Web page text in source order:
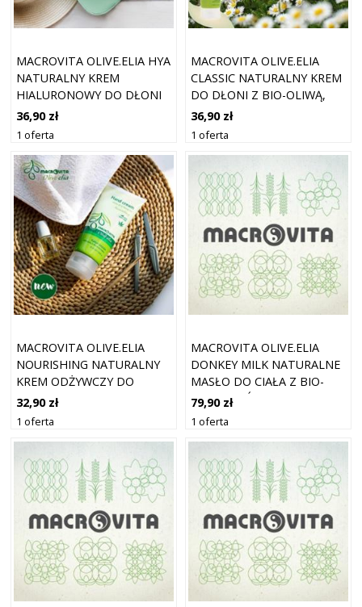
MACROVITA OLIVE.ELIA HYA
NATURALNY KREM
HIALURONOWY DO DŁONI
Z BIO-OLIWĄ, OLEJKIEM
AWOKADO I KWASEM
36,90 zł
1 oferta
MACROVITA OLIVE.ELIA
CLASSIC NATURALNY KREM
DO DŁONI Z BIO-OLIWĄ,
ALOESEM I RUMIANKIEM
100ML
36,90 zł
1 oferta
MACROVITA OLIVE.ELIA
NOURISHING NATURALNY
KREM ODŻYWCZY DO
DŁONI Z BIO-OLIWĄ I
OLEJEM KONOPNYM 100ML
32,90 zł
1 oferta
MACROVITA OLIVE.ELIA
DONKEY MILK NATURALNE
MASŁO DO CIAŁA Z BIO-
OLIWĄ I OŚLIM MLEKIEM
200ML
79,90 zł
1 oferta